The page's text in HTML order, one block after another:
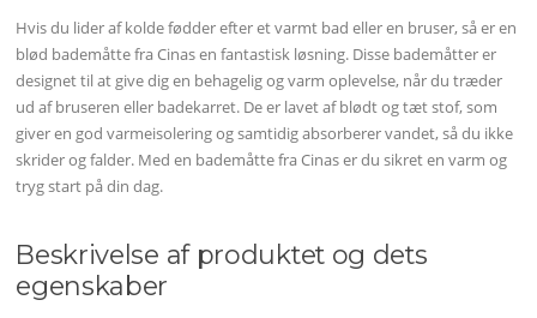
Hvis du lider af kolde fødder efter et varmt bad eller en bruser, så er en
blød bademåtte fra Cinas en fantastisk løsning. Disse bademåtter er
designet til at give dig en behagelig og varm oplevelse, når du træder
ud af bruseren eller badekarret. De er lavet af blødt og tæt stof, som
giver en god varmeisolering og samtidig absorberer vandet, så du ikke
skrider og falder. Med en bademåtte fra Cinas er du sikret en varm og
tryg start på din dag.
Beskrivelse af produktet og dets
egenskaber